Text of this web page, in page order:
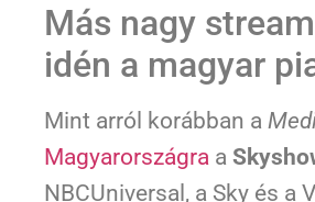
Más nagy
idén a magyar
Mint arról korábban a
Magyarországra a
NBCUniversal, a Sky és a